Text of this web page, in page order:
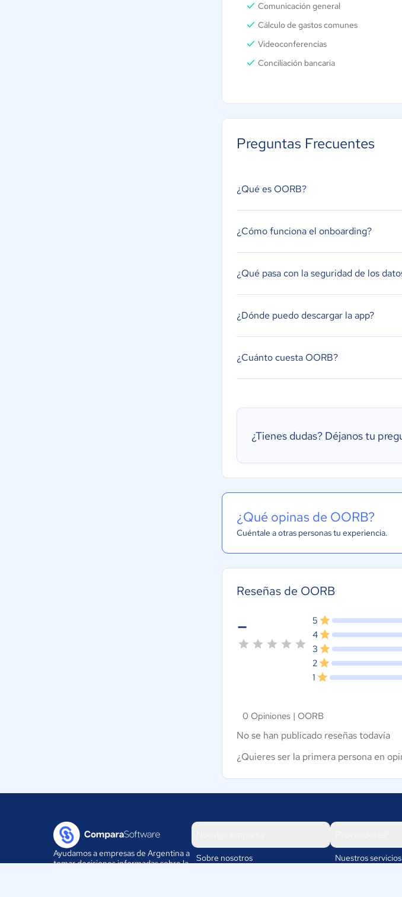
Comunicación general
Cálculo de gastos comunes
Videoconferencias
Conciliación bancaria
Preguntas Frecuentes
¿Qué es OORB?
¿Cómo funciona el onboarding?
¿Qué pasa con la seguridad de los
¿Dónde puedo descargar la app?
¿Cuánto cuesta OORB?
¿Tienes dudas? Déjanos tu
¿Qué opinas de OORB?
Cuéntale a otras personas tu experiencia.
Reseñas de OORB
- 5
4
3
2
1
0 Opiniones | OORB
No se han publicado reseñas todavía
¿Quieres ser la primera persona en
Ayudamos a empresas de Argentina a
tomar decisiones informadas sobre la
Sobre nosotros
Nuestros servicios